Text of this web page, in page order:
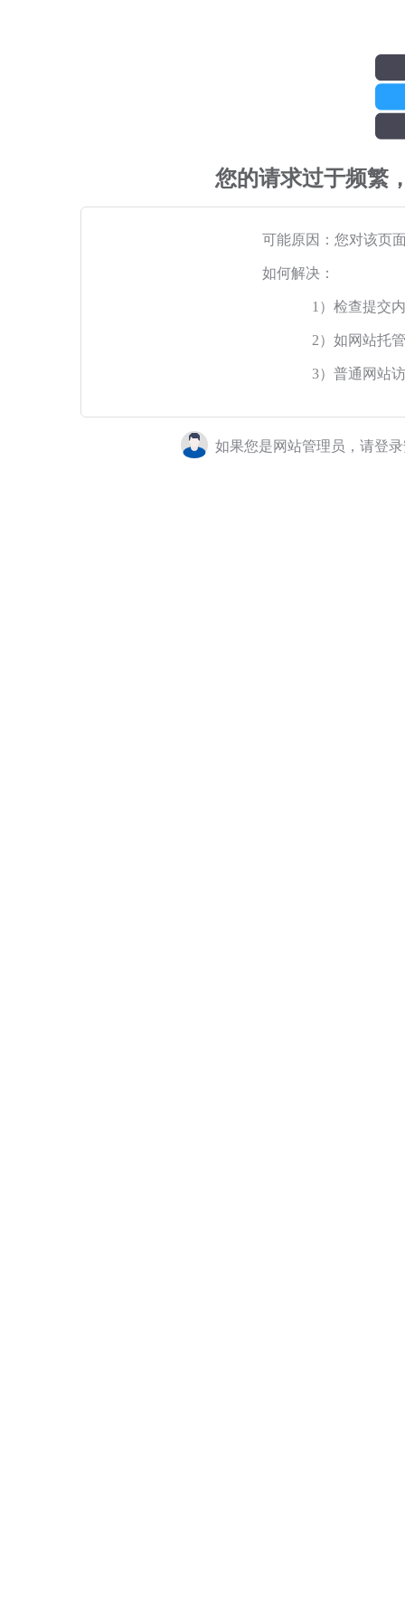
您的请求过于频繁
可能原因：您对该页
如何解决：
1）检查提交
2）如网站托
3）普通网站
如果您是网站管理员，请登